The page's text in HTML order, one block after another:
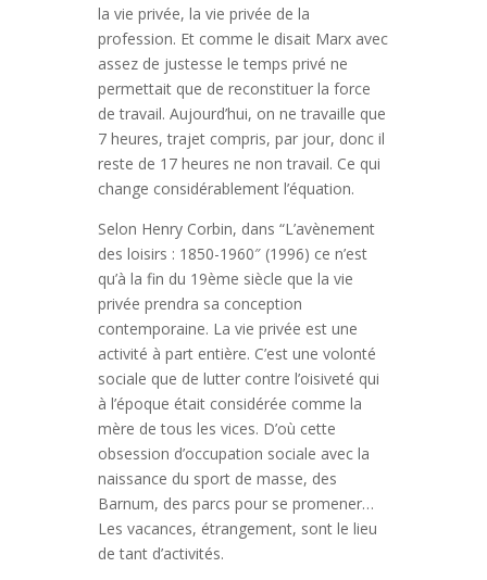
la vie privée, la vie privée de la
profession. Et comme le disait Marx avec
assez de justesse le temps privé ne
permettait que de reconstituer la force
de travail. Aujourd’hui, on ne travaille que
7 heures, trajet compris, par jour, donc il
reste de 17 heures ne non travail. Ce qui
change considérablement l’équation.
Selon Henry Corbin, dans “L’avènement
des loisirs : 1850-1960″ (1996) ce n’est
qu’à la fin du 19ème siècle que la vie
privée prendra sa conception
contemporaine. La vie privée est une
activité à part entière. C’est une volonté
sociale que de lutter contre l’oisiveté qui
à l’époque était considérée comme la
mère de tous les vices. D’où cette
obsession d’occupation sociale avec la
naissance du sport de masse, des
Barnum, des parcs pour se promener…
Les vacances, étrangement, sont le lieu
de tant d’activités.